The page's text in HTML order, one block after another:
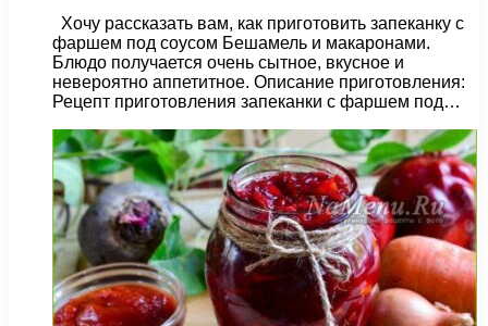
Хочу рассказать вам, как приготовить запеканку с
фаршем под соусом Бешамель и макаронами.
Блюдо получается очень сытное, вкусное и
невероятно аппетитное. Описание приготовления:
Рецепт приготовления запеканки с фаршем под…